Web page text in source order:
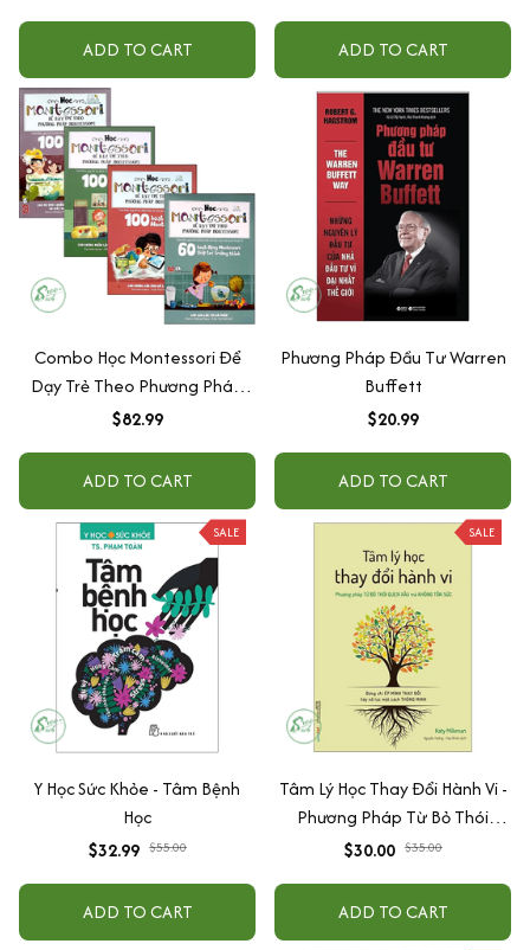
ADD TO CART ADD TO CART
Combo Học Montessori Để
Dạy Trẻ Theo Phương Pháp
Montessori (Trọn Bộ 4 Cuốn)
$82.99
ADD TO CART
Phương Pháp Đầu Tư Warren
Buffett
$20.99
ADD TO CART
SALE
Y Học Sức Khỏe - Tâm Bệnh
Học
$32.99 $55.00
ADD TO CART
SALE
Tâm Lý Học Thay Đổi Hành Vi -
Phương Pháp Từ Bỏ Thói
Quen Xấu Mà Không Tốn Sức
$30.00 $35.00
ADD TO CART